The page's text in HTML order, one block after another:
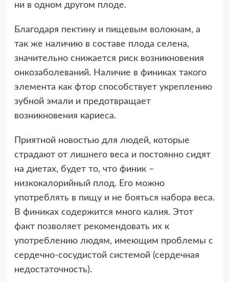
ни в одном другом плоде.
Благодаря пектину и пищевым волокнам, а
так же наличию в составе плода селена,
значительно снижается риск возникновения
онкозаболеваний. Наличие в финиках такого
элемента как фтор способствует укреплению
зубной эмали и предотвращает
возникновения кариеса.
Приятной новостью для людей, которые
страдают от лишнего веса и постоянно сидят
на диетах, будет то, что финик –
низкокалорийный плод. Его можно
употреблять в пищу и не бояться набора веса.
В финиках содержится много калия. Этот
факт позволяет рекомендовать их к
употреблению людям, имеющим проблемы с
сердечно-сосудистой системой (сердечная
недостаточность).